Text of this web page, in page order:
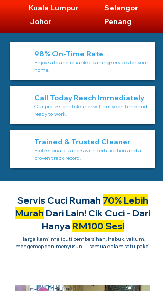
Kuala Lumpur
Johor
Selangor
Penang
98% On-Time Rate
Enjoy safe and reliable cleaning services for your
home.
Call Today Reach Immediately
Our professional cleaner will arrive on time and
ready to work.
Trained & Trusted Cleaner
Professional cleaners with certification and a
proven track record.
Servis Cuci Rumah 70% Lebih
Murah Dari Lain! Cik Cuci - Dari
Hanya RM100 Sesi
Harga kami meliputi pembersihan, habuk, vakum,
mengemop dan menyusun — semua dalam satu pakej.